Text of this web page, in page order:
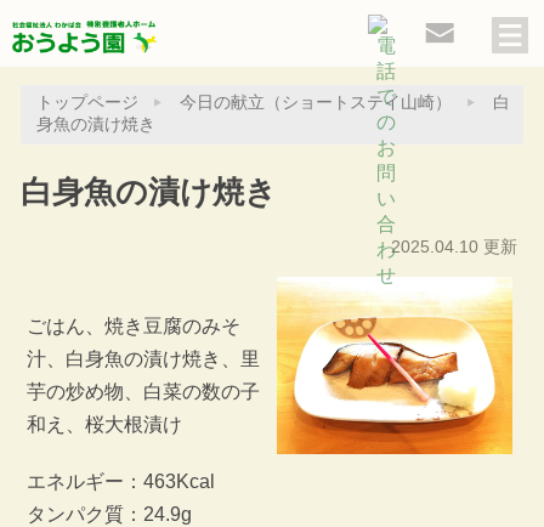
トップページ 今日の献立（ショートステイ山崎）
白
身魚の漬け焼き
白身魚の漬け焼き
2025.04.10 更新
ごはん、焼き豆腐のみそ
汁、白身魚の漬け焼き、里
芋の炒め物、白菜の数の子
和え、桜大根漬け
エネルギー：463Kcal
タンパク質：24.9g